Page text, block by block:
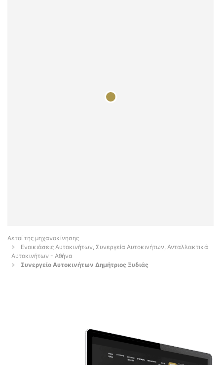
Αετοί της μηχανοκίνησης
Ενοικιάσεις Αυτοκινήτων, Συνεργεία Αυτοκινήτων, Ανταλλακτικά
Αυτοκινήτων - Αθήνα
Συνεργείο Αυτοκινήτων Δημήτριος Ξυδιάς